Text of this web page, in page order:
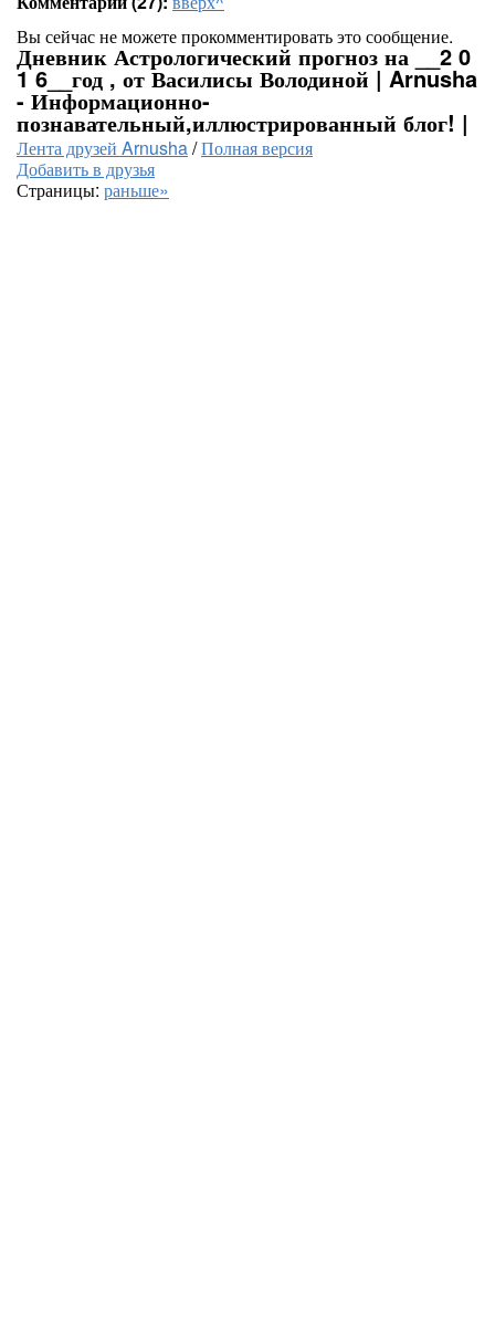
Вы сейчас не можете прокомментировать это сообщение.
Дневник Астрологический прогноз на __2 0
1 6__год , от Василисы Володиной | Arnusha
- Информационно-
познавательный,иллюстрированный блог! |
Лента друзей Arnusha/Полная версия
Добавить в друзья
Страницы: раньше»